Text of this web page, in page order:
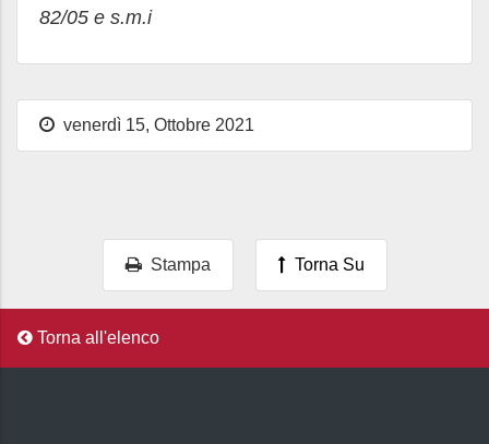
82/05 e s.m.i
venerdì 15, Ottobre 2021
Stampa Torna Su
Torna all'elenco